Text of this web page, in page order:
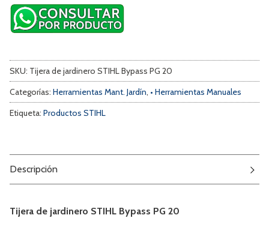
SKU: Tijera de jardinero STIHL Bypass PG 20
Categorías: Herramientas Mant. Jardín, • Herramientas Manuales
Etiqueta: Productos STIHL
Descripción
Tijera de jardinero STIHL Bypass PG 20